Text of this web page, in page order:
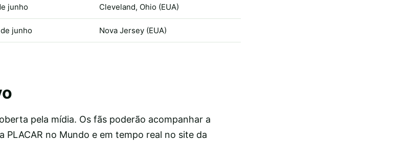
junho Cleveland, Ohio (EUA)
junho Nova Jersey (EUA)
pela mídia. Os fãs poderão acompanhar a
no Mundo e em tempo real no site da